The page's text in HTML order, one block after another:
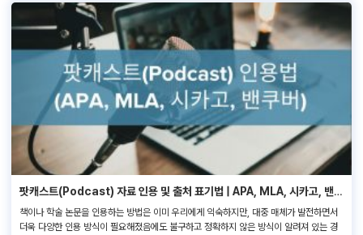
팟캐스트(Podcast) 자료 인용 및 출처 표기법 | APA, MLA, 시카고, 밴쿠
버
책이나 학술 논문을 인용하는 방법은 이미 우리에게 익숙하지만, 대중 매체가 발전하면서
더욱 다양한 인용 방식이 필요해졌음에도 불구하고 정확하지 않은 방식이 알려져 있는 경